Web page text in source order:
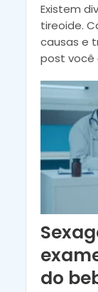
Existem
tireoide.
causas e
post você
do